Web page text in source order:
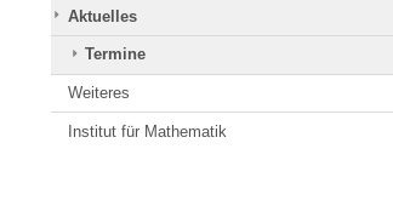
Aktuelles
Termine
Weiteres
Institut für Mathematik